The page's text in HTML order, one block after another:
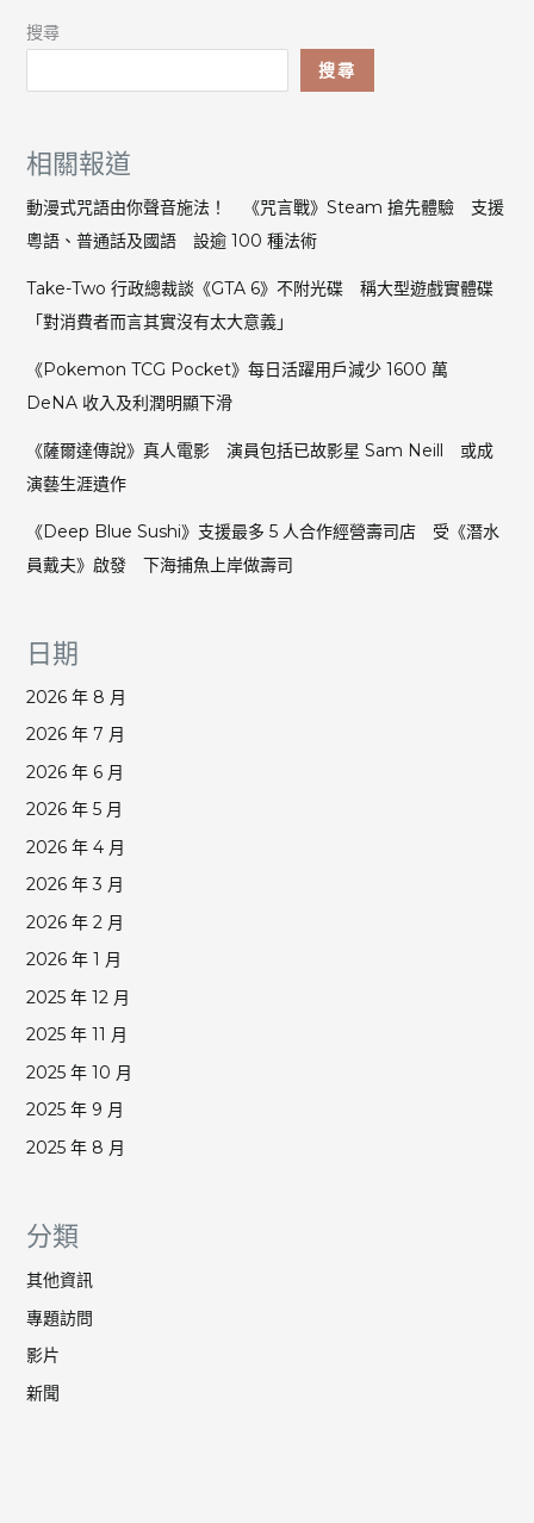
搜尋
搜尋
相關報道
動漫式咒語由你聲音施法！ 《咒言戰》Steam 搶先體驗 支援
粵語、普通話及國語 設逾 100 種法術
Take-Two 行政總裁談《GTA 6》不附光碟 稱大型遊戲實體碟
「對消費者而言其實沒有太大意義」
《Pokemon TCG Pocket》每日活躍用戶減少 1600 萬
DeNA 收入及利潤明顯下滑
《薩爾達傳說》真人電影 演員包括已故影星 Sam Neill 或成
演藝生涯遺作
《Deep Blue Sushi》支援最多 5 人合作經營壽司店 受《潛水
員戴夫》啟發 下海捕魚上岸做壽司
日期
2026 年 8 月
2026 年 7 月
2026 年 6 月
2026 年 5 月
2026 年 4 月
2026 年 3 月
2026 年 2 月
2026 年 1 月
2025 年 12 月
2025 年 11 月
2025 年 10 月
2025 年 9 月
2025 年 8 月
分類
其他資訊
專題訪問
影片
新聞